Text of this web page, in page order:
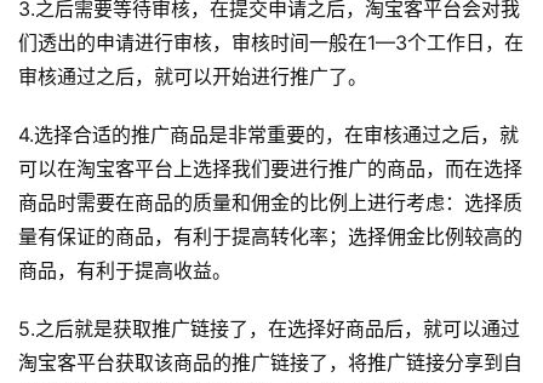
3.之后需要等待审核，在提交申请之后，淘宝客平台会对我
们透出的申请进行审核，审核时间一般在1—3个工作日，在
审核通过之后，就可以开始进行推广了。
4.选择合适的推广商品是非常重要的，在审核通过之后，就
可以在淘宝客平台上选择我们要进行推广的商品，而在选择
商品时需要在商品的质量和佣金的比例上进行考虑：选择质
量有保证的商品，有利于提高转化率；选择佣金比例较高的
商品，有利于提高收益。
5.之后就是获取推广链接了，在选择好商品后，就可以通过
淘宝客平台获取该商品的推广链接了，将推广链接分享到自